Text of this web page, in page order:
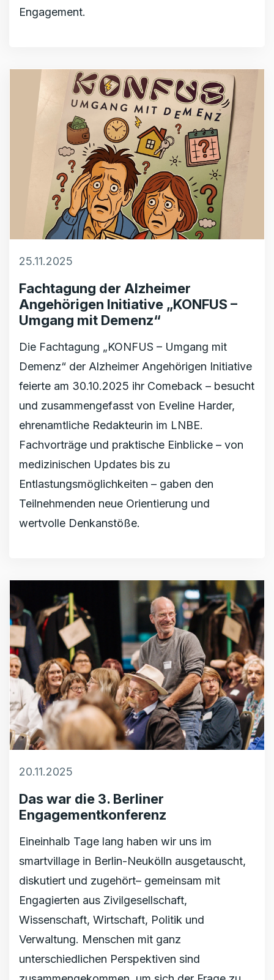
Engagement.
25.11.2025
Fachtagung der Alzheimer
Angehörigen Initiative „KONFUS –
Umgang mit Demenz“
Die Fachtagung „KONFUS – Umgang mit
Demenz“ der Alzheimer Angehörigen Initiative
feierte am 30.10.2025 ihr Comeback – besucht
und zusammengefasst von Eveline Harder,
ehrenamtliche Redakteurin im LNBE.
Fachvorträge und praktische Einblicke – von
medizinischen Updates bis zu
Entlastungsmöglichkeiten – gaben den
Teilnehmenden neue Orientierung und
wertvolle Denkanstöße.
20.11.2025
Das war die 3. Berliner
Engagementkonferenz
Eineinhalb Tage lang haben wir uns im
smartvillage in Berlin-Neukölln ausgetauscht,
diskutiert und zugehört– gemeinsam mit
Engagierten aus Zivilgesellschaft,
Wissenschaft, Wirtschaft, Politik und
Verwaltung. Menschen mit ganz
unterschiedlichen Perspektiven sind